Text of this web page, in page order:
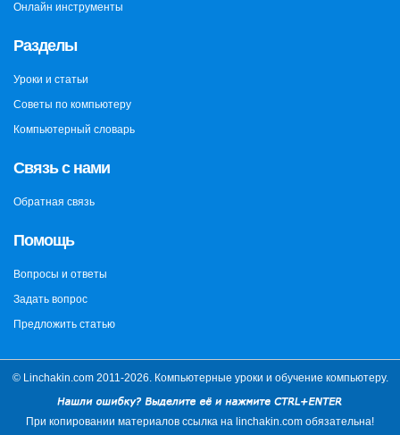
Онлайн инструменты
Разделы
Уроки и статьи
Советы по компьютеру
Компьютерный словарь
Связь с нами
Обратная связь
Помощь
Вопросы и ответы
Задать вопрос
Предложить статью
© Linchakin.com 2011-2026. Компьютерные уроки и обучение компьютеру.
При копировании материалов ссылка на linchakin.com обязательна!